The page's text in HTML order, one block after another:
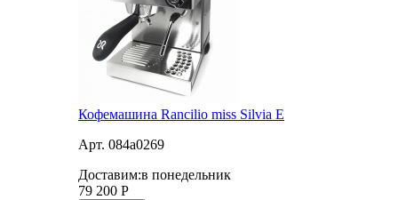
Кофемашина Rancilio miss Silvia E
Арт. 084a0269
Доставим:в понедельник
79 200 Р